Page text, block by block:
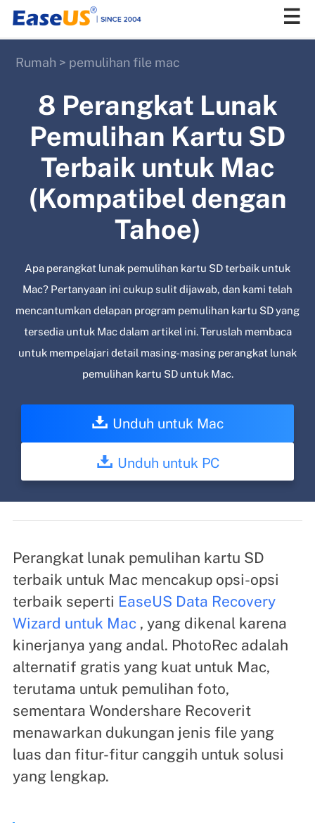
Rumah > pemulihan file mac
8 Perangkat Lunak
Pemulihan Kartu SD
Terbaik untuk Mac
(Kompatibel dengan
Tahoe)
Apa perangkat lunak pemulihan kartu SD terbaik untuk
Mac? Pertanyaan ini cukup sulit dijawab, dan kami telah
mencantumkan delapan program pemulihan kartu SD yang
tersedia untuk Mac dalam artikel ini. Teruslah membaca
untuk mempelajari detail masing-masing perangkat lunak
pemulihan kartu SD untuk Mac.
Unduh untuk Mac
Unduh untuk PC
Perangkat lunak pemulihan kartu SD
terbaik untuk Mac mencakup opsi-opsi
terbaik seperti EaseUS Data Recovery
Wizard untuk Mac, yang dikenal karena
kinerjanya yang andal. PhotoRec adalah
alternatif gratis yang kuat untuk Mac,
terutama untuk pemulihan foto,
sementara Wondershare Recoverit
menawarkan dukungan jenis file yang
luas dan fitur-fitur canggih untuk solusi
yang lengkap.